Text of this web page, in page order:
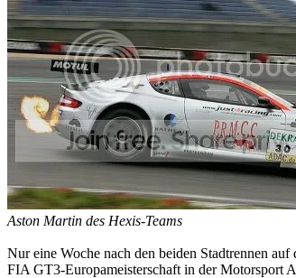
Aston Martin des Hexis-Teams
Nur eine Woche nach den beiden Stadtrennen
FIA GT3-Europameisterschaft in der Motorsport